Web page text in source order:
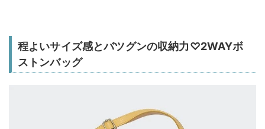
程よいサイズ感とバツグンの収納力♡2WAYボ
ストンバッグ